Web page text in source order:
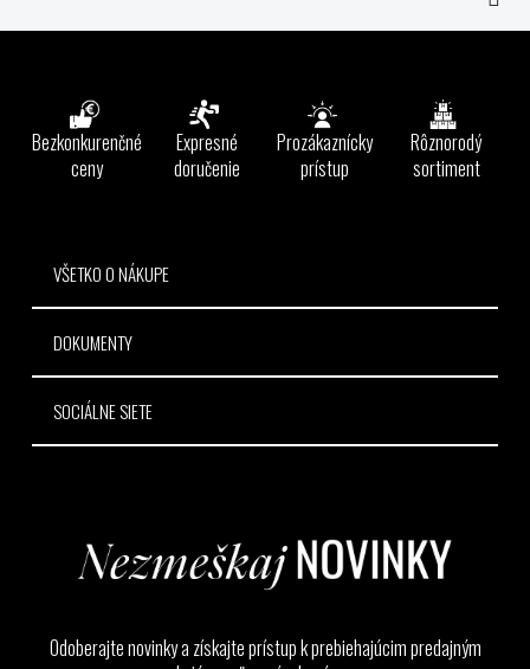
Bezkonkurenčné
ceny
Expresné
doručenie
Prozákaznícky
prístup
Rôznorodý
sortiment
VŠETKO O NÁKUPE
DOKUMENTY
SOCIÁLNE SIETE
Odoberajte novinky a získajte prístup k prebiehajúcim predajným